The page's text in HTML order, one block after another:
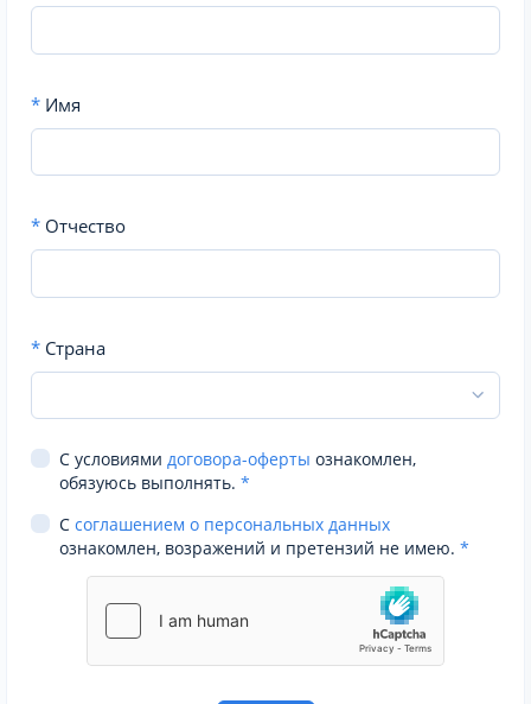
* Имя
* Отчество
* Страна
С условиями договора-оферты ознакомлен,
обязуюсь выполнять. *
С соглашением о персональных данных
ознакомлен, возражений и претензий не имею. *